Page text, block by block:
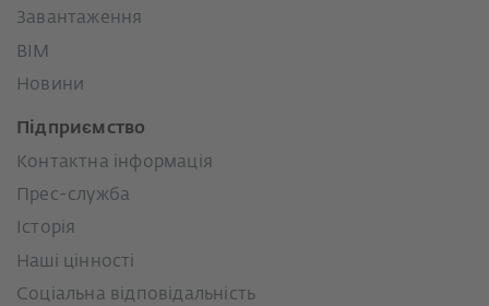
Завантаження
BIM
Новини
Підприємство
Контактна інформація
Прес-служба
Історія
Наші цінності
Соціальна відповідальність